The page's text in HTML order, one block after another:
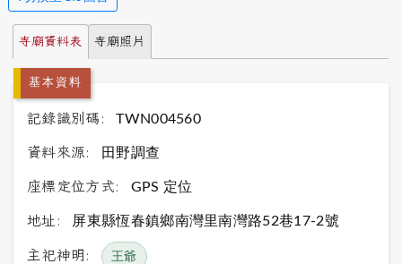
寺廟資料表 寺廟照片
基本資料
記錄識別碼: TWN004560
資料來源: 田野調查
座標定位方式: GPS 定位
地址: 屏東縣恆春鎮鄉南灣里南灣路52巷17-2號
主祀神明: 王爺